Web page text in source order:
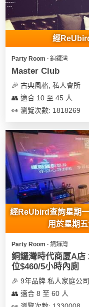
經
Party Room ∙ 銅鑼灣
Master Club
🎉 古典風格, 私人會所
👥 適合 10 至 45 人
👀 瀏覽次數: 1818269
經ReUbird查詢星期
用於星期
Party Room ∙ 銅鑼灣
銅鑼灣時代商厦A店
位$460/5小時內廁
🎉 9年品牌 私人家庭公
👥 適合 8 至 60 人